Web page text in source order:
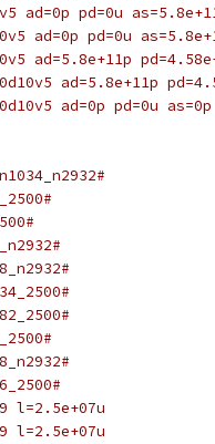
ad=0p pd=0u
ad=0p pd=0u
ad=5.8e+11p
ad=5.8e+11p
ad=0p pd=0u
l=2.5e+07u
l=2.5e+07u